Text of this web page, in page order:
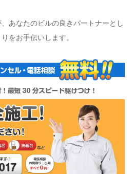
あなたのビルの良きパートナーとし
をお手伝いします。